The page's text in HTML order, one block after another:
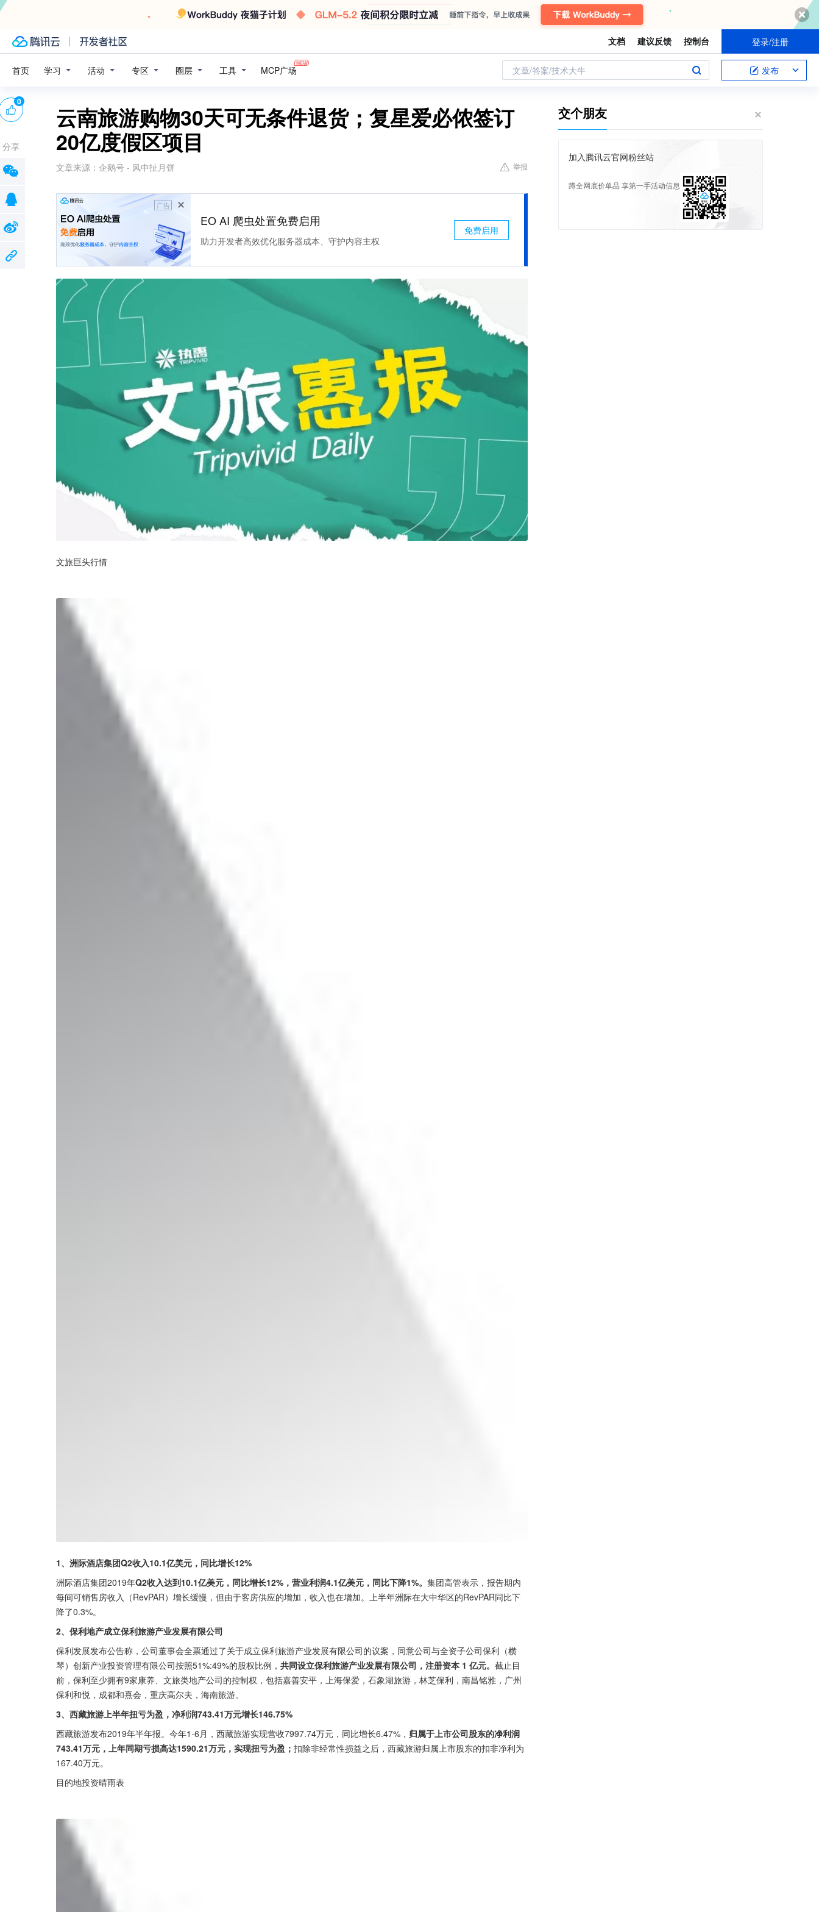
文档 建议反馈 控制台 登录/注册
首页 学习 活动 专区 圈层 工具 MCP广场 文章/答案/技术大牛 发布
云南旅游购物30天可无条件退货；复星爱必侬签订
20亿度假区项目
文章来源： 企鹅号 - 风中扯月饼 举报
广告
EO AI 爬虫处置免费启用
助力开发者高效优化服务器成本、守护内容主权
免费启用
文旅巨头行情
1、洲际酒店集团Q2收入10.1亿美元，同比增长12%
洲际酒店集团2019年Q2收入达到10.1亿美元，同比增长12%，营业利润4.1亿美元，同比下降1%。 集团高管表示，报告期内
每间可销售房收入（RevPAR）增长缓慢，但由于客房供应的增加，收入也在增加。上半年洲际在大中华区的RevPAR同比下
降了0.3%。
2、保利地产成立保利旅游产业发展有限公司
保利发展发布公告称，公司董事会全票通过了关于成立保利旅游产业发展有限公司的议案，同意公司与全资子公司保利（横
琴）创新产业投资管理有限公司按照51%:49%的股权比例， 共同设立保利旅游产业发展有限公司，注册资本 1 亿元。 截止目
前，保利至少拥有9家康养、文旅类地产公司的控制权，包括嘉善安平，上海保爱，石象湖旅游，林芝保利，南昌铭雅，广州
保利和悦，成都和熹会，重庆高尔夫，海南旅游。
3、西藏旅游上半年扭亏为盈，净利润743.41万元增长146.75%
西藏旅游发布2019年半年报。今年1-6月，西藏旅游实现营收7997.74万元，同比增长6.47%， 归属于上市公司股东的净利润
743.41万元，上年同期亏损高达1590.21万元，实现扭亏为盈； 扣除非经常性损益之后，西藏旅游归属上市股东的扣非净利为
167.40万元。
目的地投资晴雨表
0
分享
交个朋友
加入腾讯云官网粉丝站
蹲全网底价单品 享第一手活动信息